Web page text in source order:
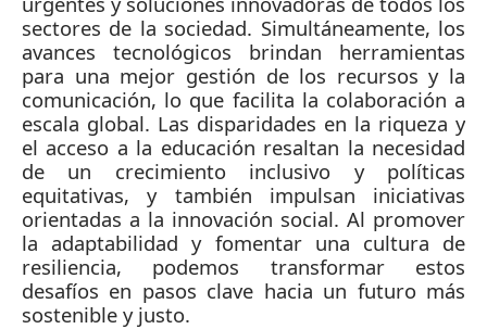
sectores de la sociedad. Simultáneamente, los
avances tecnológicos brindan herramientas
para una mejor gestión de los recursos y la
comunicación, lo que facilita la colaboración a
escala global. Las disparidades en la riqueza y
el acceso a la educación resaltan la necesidad
de un crecimiento inclusivo y políticas
equitativas, y también impulsan iniciativas
orientadas a la innovación social. Al promover
la adaptabilidad y fomentar una cultura de
resiliencia, podemos transformar estos
desafíos en pasos clave hacia un futuro más
sostenible y justo.